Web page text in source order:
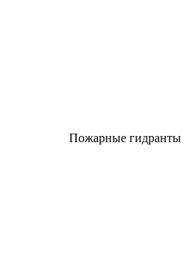
Пожарные гидранты